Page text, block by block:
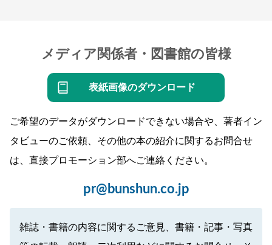
メディア関係者・図書館の皆様
表紙画像のダウンロード
ご希望のデータがダウンロードできない場合や、著者イン
タビューのご依頼、その他の本の紹介に関するお問合せ
は、直接プロモーション部へご連絡ください。
pr@bunshun.co.jp
雑誌・書籍の内容に関するご意見、書籍・記事・写真